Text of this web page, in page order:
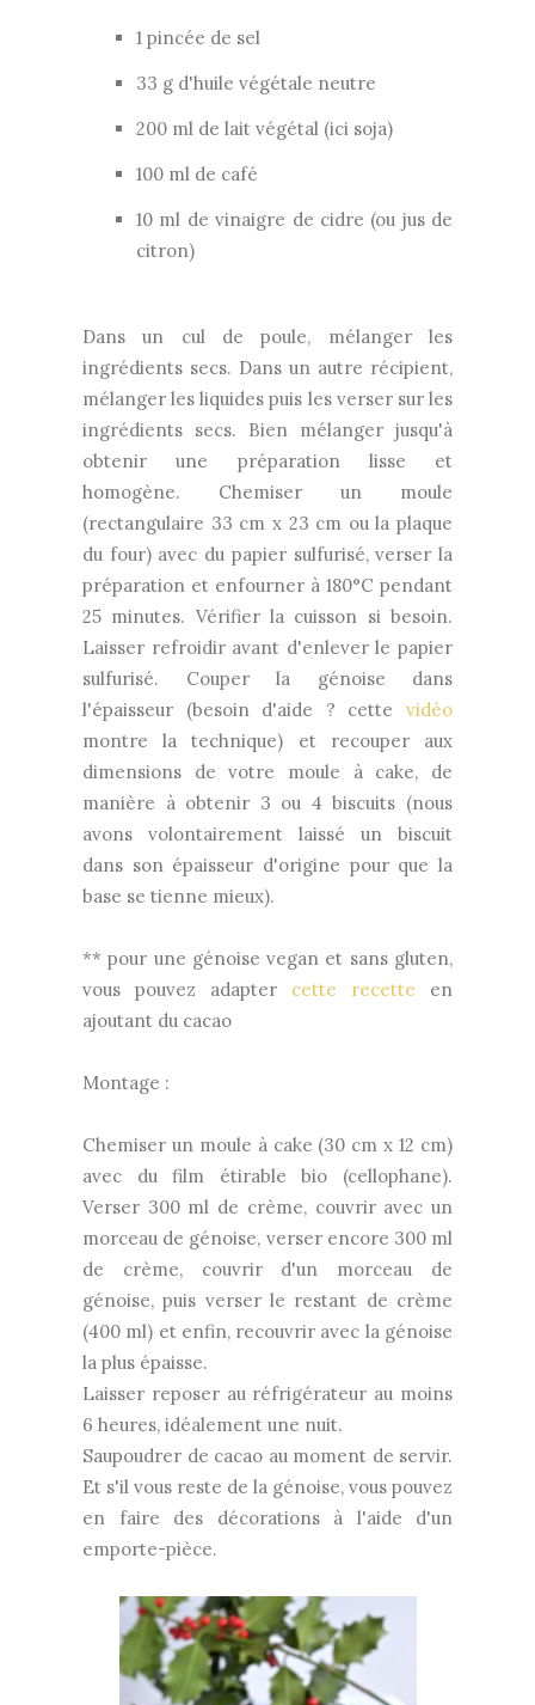
1 pincée de sel
33 g d'huile végétale neutre
200 ml de lait végétal (ici soja)
100 ml de café
10 ml de vinaigre de cidre (ou jus de
citron)
Dans un cul de poule, mélanger les
ingrédients secs. Dans un autre récipient,
mélanger les liquides puis les verser sur les
ingrédients secs. Bien mélanger jusqu'à
obtenir une préparation lisse et
homogène. Chemiser un moule
(rectangulaire 33 cm x 23 cm ou la plaque
du four) avec du papier sulfurisé, verser la
préparation et enfourner à 180°C pendant
25 minutes. Vérifier la cuisson si besoin.
Laisser refroidir avant d'enlever le papier
sulfurisé. Couper la génoise dans
l'épaisseur (besoin d'aide ? cette vidéo
montre la technique) et recouper aux
dimensions de votre moule à cake, de
manière à obtenir 3 ou 4 biscuits (nous
avons volontairement laissé un biscuit
dans son épaisseur d'origine pour que la
base se tienne mieux).
** pour une génoise vegan et sans gluten,
vous pouvez adapter cette recette en
ajoutant du cacao
Montage :
Chemiser un moule à cake (30 cm x 12 cm)
avec du film étirable bio (cellophane).
Verser 300 ml de crème, couvrir avec un
morceau de génoise, verser encore 300 ml
de crème, couvrir d'un morceau de
génoise, puis verser le restant de crème
(400 ml) et enfin, recouvrir avec la génoise
la plus épaisse.
Laisser reposer au réfrigérateur au moins
6 heures, idéalement une nuit.
Saupoudrer de cacao au moment de servir.
Et s'il vous reste de la génoise, vous pouvez
en faire des décorations à l'aide d'un
emporte-pièce.